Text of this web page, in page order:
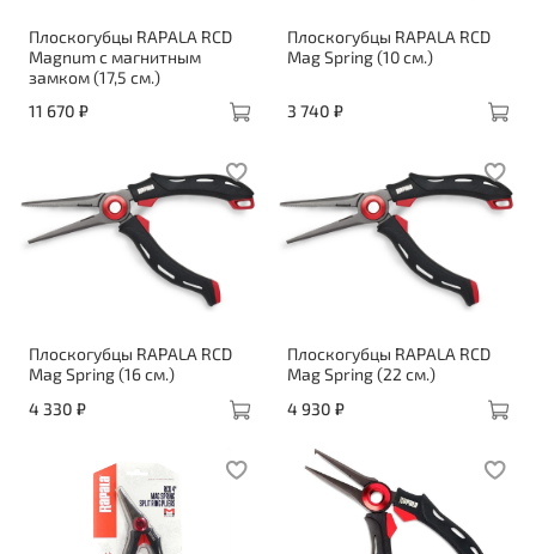
Плоскогубцы RAPALA RCD
Magnum c магнитным
замком (17,5 см.)
11 670 ₽
Плоскогубцы RAPALA RCD
Mag Spring (10 см.)
3 740 ₽
Плоскогубцы RAPALA RCD
Mag Spring (16 см.)
4 330 ₽
Плоскогубцы RAPALA RCD
Mag Spring (22 см.)
4 930 ₽